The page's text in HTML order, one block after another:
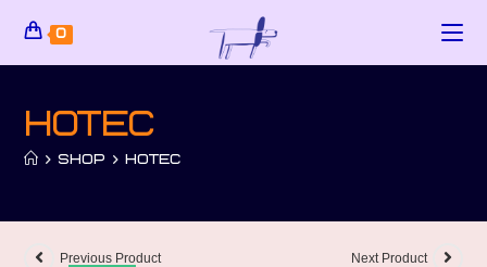
0
Нотес
> SHOP > НОТЕС
Previous Product Next Product